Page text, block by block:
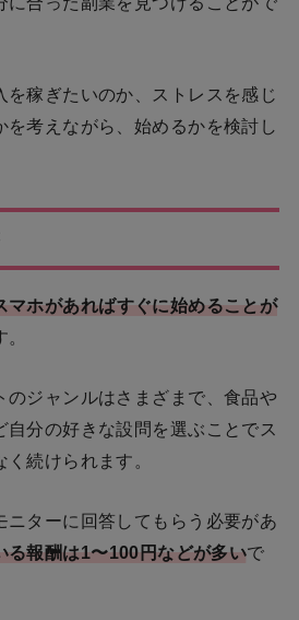
を稼ぎたいのか、ストレスを感じ
を考えながら、始めるかを検討し
マホがあればすぐに始めることが
のジャンルはさまざまで、食品や
自分の好きな設問を選ぶことでス
く続けられます。
ニターに回答してもらう必要があ
る報酬は1〜100円などが多いで